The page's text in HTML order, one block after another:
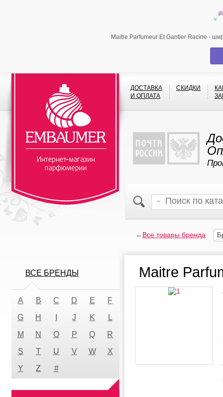
Maitre Parfumeur Et Gantier Racine -
ДОСТАВКА
И ОПЛАТА
СКИДКИ
←Все товары бренда
Maitre
ВСЕ БРЕНДЫ
A B C D E
F
G
H J K
L
M
N O P Q
R
S
T U V W
X
Y
Z #